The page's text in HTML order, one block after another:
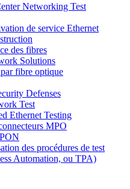
Networking Test
de service Ethernet
des fibres
Solutions
fibre optique
Defenses
Test
Ethernet Testing
MPO
des procédures de test
Automation, ou TPA)